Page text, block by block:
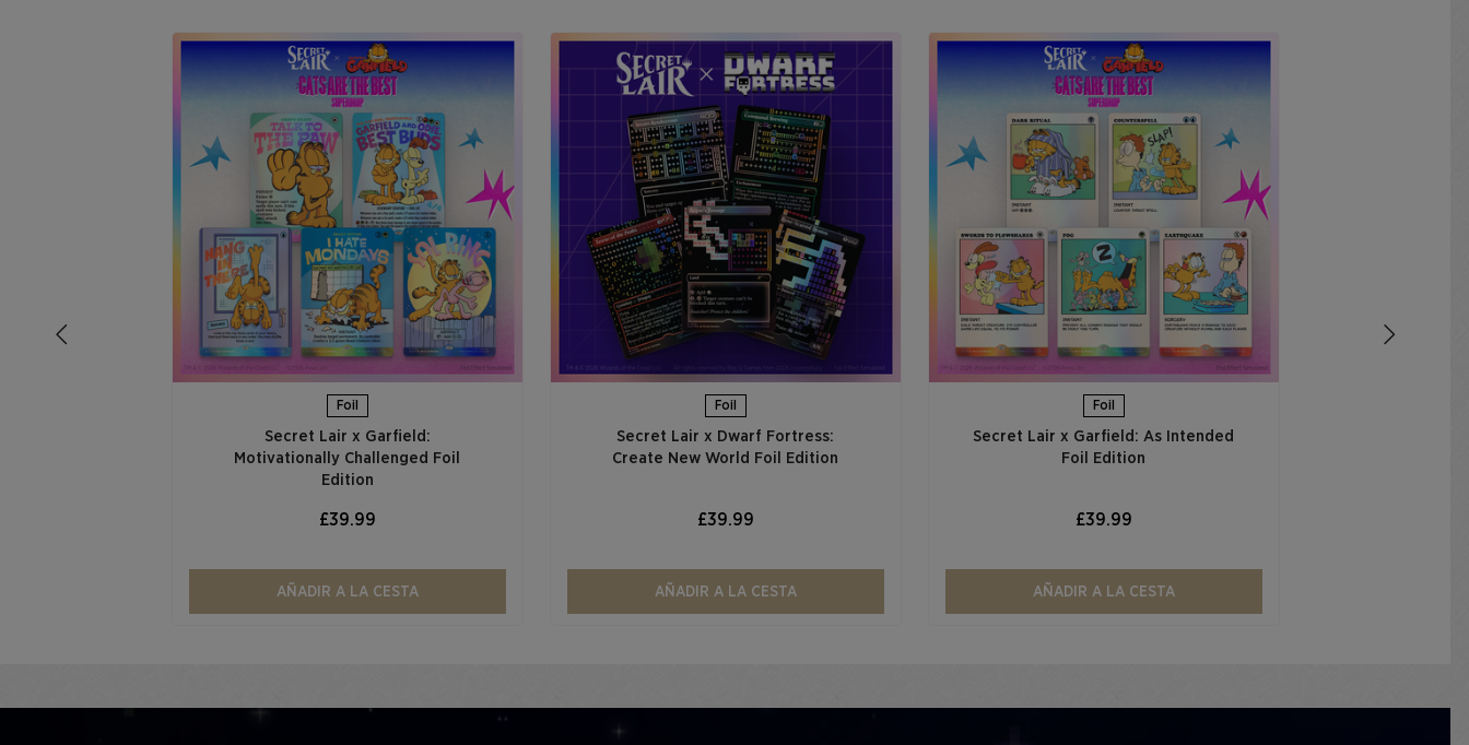
Foil
Secret Lair x Garfield:
Motivationally Challenged Foil
Edition​
£39.99
AÑADIR A LA CESTA
Foil
Secret Lair x Dwarf Fortress:
Create New World Foil Edition
£39.99
AÑADIR A LA CESTA
Foil
Secret Lair x Garfield: As Intended
Foil Edition​
£39.99
AÑADIR A LA CESTA